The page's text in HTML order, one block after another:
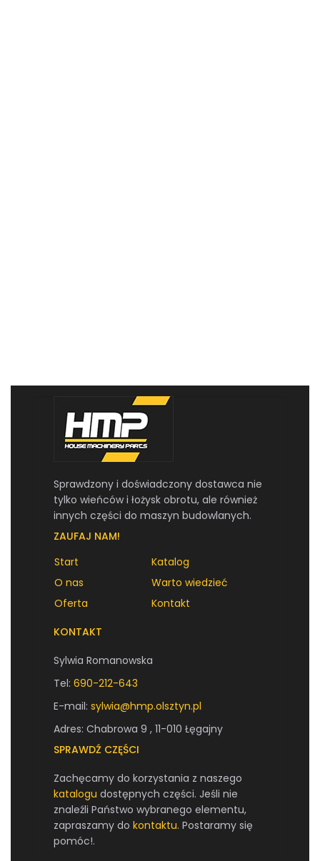
Sprawdzony i doświadczony dostawca nie
tylko wieńców i łożysk obrotu, ale również
innych części do maszyn budowlanych.
ZAUFAJ NAM!
Start
O nas
Oferta
Katalog
Warto wiedzieć
Kontakt
KONTAKT
Sylwia Romanowska
Tel: 690-212-643
E-mail: sylwia@hmp.olsztyn.pl
Adres: Chabrowa 9 , 11-010 Łęgajny
SPRAWDŹ CZĘŚCI
Zachęcamy do korzystania z naszego
katalogu dostępnych części. Jeśli nie
znaleźli Państwo wybranego elementu,
zapraszamy do kontaktu. Postaramy się
pomóc!.